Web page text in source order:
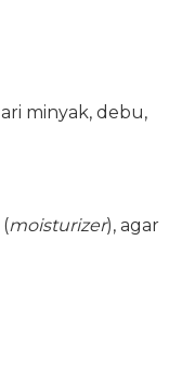
minyak, debu,
moisturizer), agar